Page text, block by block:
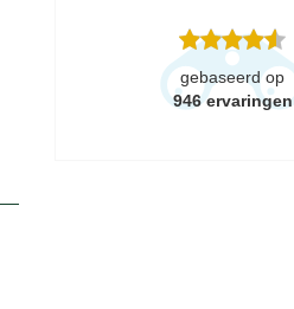
gebaseerd op
946 ervaringen